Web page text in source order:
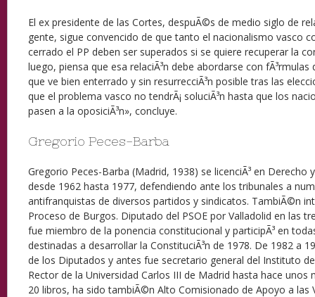
El ex presidente de las Cortes, despuÃ©s de medio siglo de
gente, sigue convencido de que tanto el nacionalismo vasco
cerrado el PP deben ser superados si se quiere recuperar la
luego, piensa que esa relaciÃ³n debe abordarse con
que ve bien enterrado y sin resurrecciÃ³n posible tras las
que el problema vasco no tendrÃ¡ soluciÃ³n hasta que los
pasen a la oposiciÃ³n», concluye.
Gregorio Peces-Barba
Gregorio Peces-Barba (Madrid, 1938) se licenciÃ³ en Derecho
desde 1962 hasta 1977, defendiendo ante los tribunales a
antifranquistas de diversos partidos y sindicatos. TambiÃ©n
Proceso de Burgos. Diputado del PSOE por Valladolid en las
fue miembro de la ponencia constitucional y participÃ³ en
destinadas a desarrollar la ConstituciÃ³n de 1978. De 1982 a
de los Diputados y antes fue secretario general del Instituto
Rector de la Universidad Carlos III de Madrid hasta hace unos
20 libros, ha sido tambiÃ©n Alto Comisionado de Apoyo a las